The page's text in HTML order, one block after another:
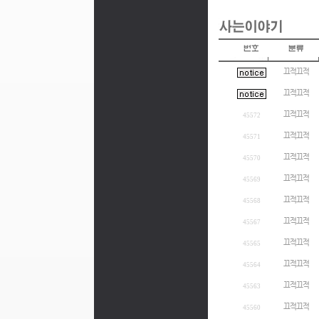
끄적끄적
끄적끄적
45572 끄적끄적
45571 끄적끄적
45570 끄적끄적
45569 끄적끄적
45568 끄적끄적
45567 끄적끄적
45565 끄적끄적
45564 끄적끄적
45563 끄적끄적
45560 끄적끄적